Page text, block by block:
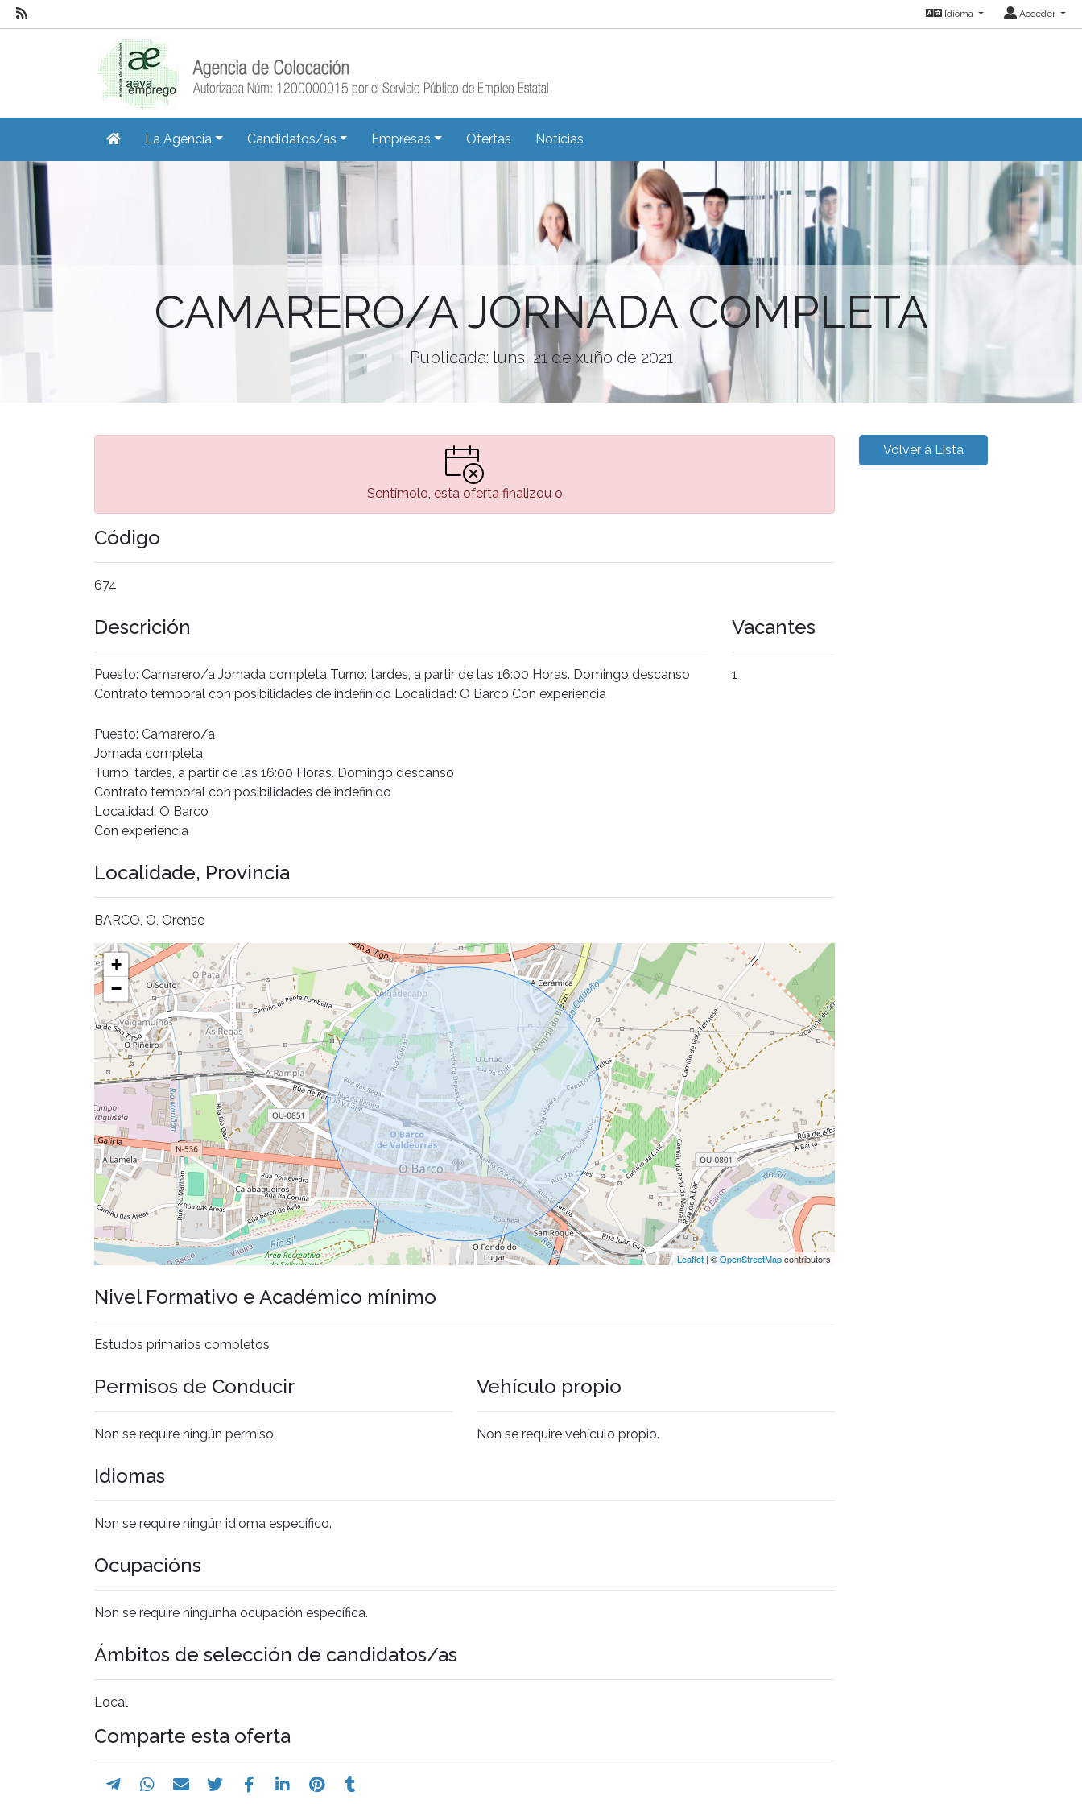
Idioma Acceder
La Agencia Candidatos/as Empresas Ofertas Noticias
CAMARERO/A JORNADA COMPLETA
Publicada: luns, 21 de xuño de 2021
Sentímolo, esta oferta finalizou o
Código
674
Descrición
Puesto: Camarero/a Jornada completa Turno: tardes, a partir de las 16:00 Horas. Domingo descanso
Contrato temporal con posibilidades de indefinido Localidad: O Barco Con experiencia
Vacantes
1
Puesto: Camarero/a
Jornada completa
Turno: tardes, a partir de las 16:00 Horas. Domingo descanso
Contrato temporal con posibilidades de indefinido
Localidad: O Barco
Con experiencia
Localidade, Provincia
BARCO, O, Orense
+
−
Leaflet | ©OpenStreetMapcontributors
Nivel Formativo e Académico mínimo
Estudos primarios completos
Permisos de Conducir
Non se require ningún permiso.
Vehículo propio
Non se require vehículo propio.
Idiomas
Non se require ningún idioma específico.
Ocupacións
Non se require ningunha ocupación específica.
Ámbitos de selección de candidatos/as
Local
Comparte esta oferta
Volver á Lista